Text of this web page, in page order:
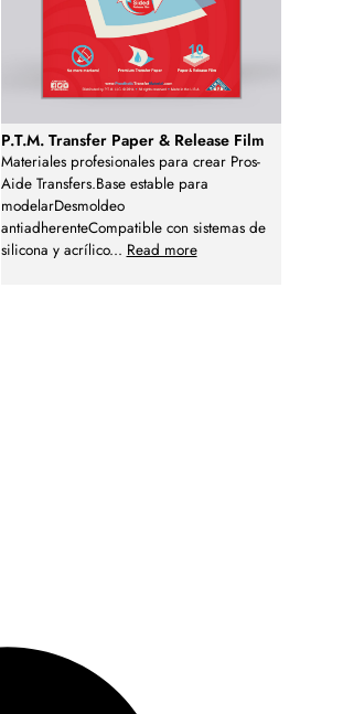
P.T.M. Transfer Paper & Release Film
Materiales profesionales para crear Pros-
Aide Transfers.Base estable para
modelarDesmoldeo
antiadherenteCompatible con sistemas de
silicona y acrílico... Read more